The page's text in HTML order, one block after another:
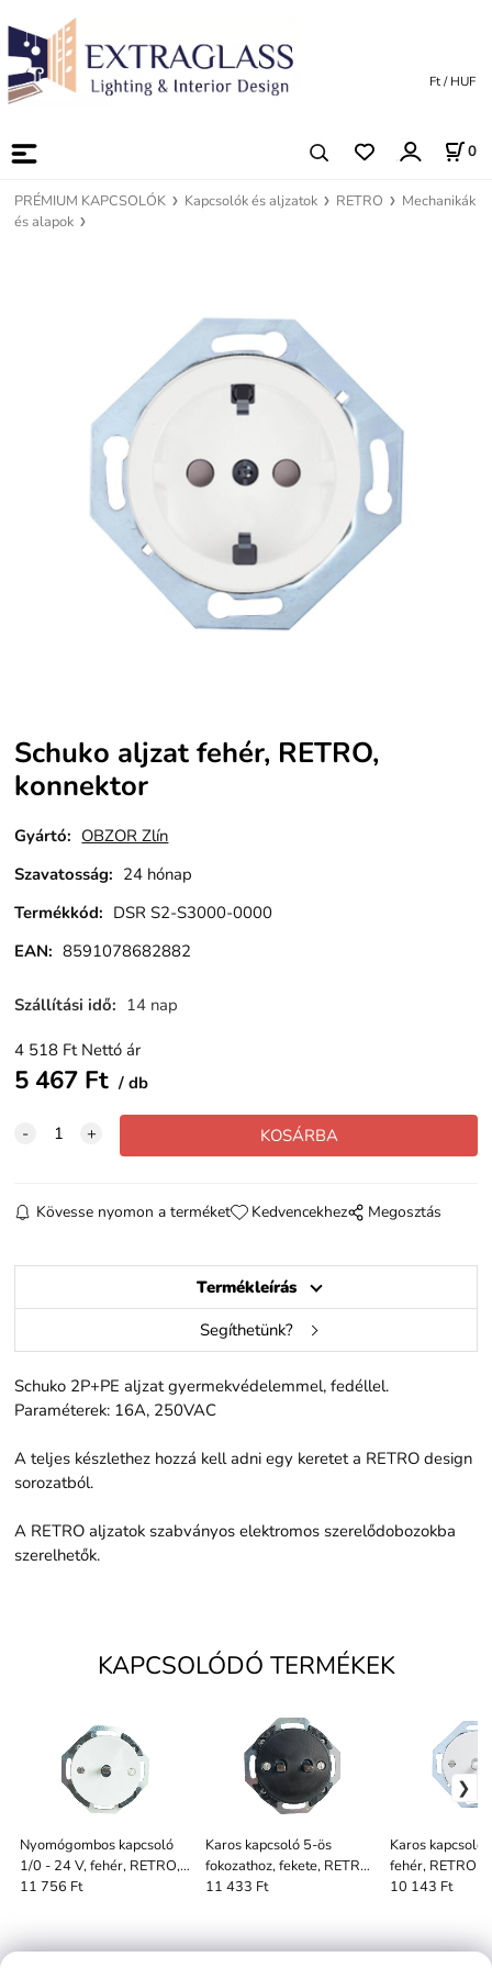
0
Ft / HUF
PRÉMIUM KAPCSOLÓK Kapcsolók és aljzatok RETRO
Mechanikák
és alapok
Schuko aljzat fehér, RETRO,
konnektor
Gyártó: OBZOR Zlín
Szavatosság: 24 hónap
Termékkód: DSR S2-S3000-0000
EAN: 8591078682882
Szállítási idő: 14 nap
4 518 Ft Nettó ár
5 467 Ft db
Kövesse nyomon a terméket Kedvencekhez Megosztás
Termékleírás
Segíthetünk?
Schuko 2P+PE aljzat gyermekvédelemmel, fedéllel.
Paraméterek: 16A, 250VAC
A teljes készlethez hozzá kell adni egy keretet a RETRO design
sorozatból.
A RETRO aljzatok szabványos elektromos szerelődobozokba
szerelhetők.
KAPCSOLÓDÓ TERMÉKEK
Nyomógombos kapcsoló
1/0 - 24 V, fehér, RETRO,
patina vezérlés
11 756 Ft
Karos kapcsoló 5-ös
fokozathoz, fekete, RETRO,
patina kapcsoló
11 433 Ft
Karos kapcsoló
fehér, RETRO,
kapcsoló
10 143 Ft